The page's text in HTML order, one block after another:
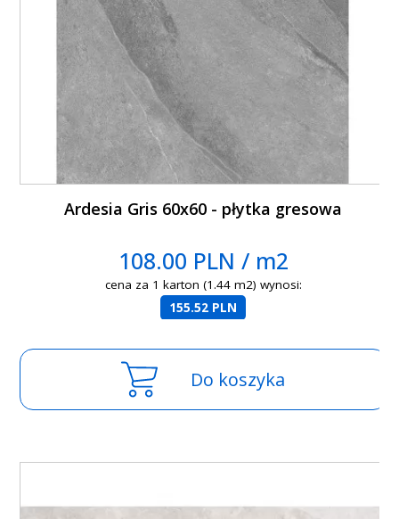
Ardesia Gris 60x60 - płytka gresowa
108.00 PLN / m2
cena za 1 karton (1.44 m2) wynosi:
155.52 PLN
Do koszyka